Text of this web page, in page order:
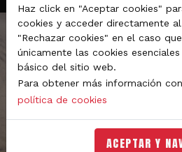
Haz click en "Aceptar cookies"
cookies y acceder directamente
"Rechazar cookies" en el caso
únicamente las cookies
básico del sitio web.
Para obtener más información
política de cookies
ACEPTAR Y